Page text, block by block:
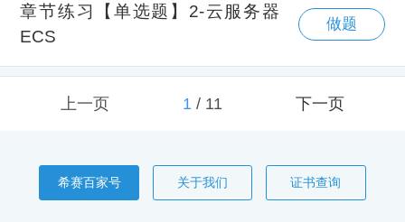
章节练习【单选题】2-云服务器
ECS
做题
上一页 1 / 11 下一页
希赛百家号 关于我们 证书查询